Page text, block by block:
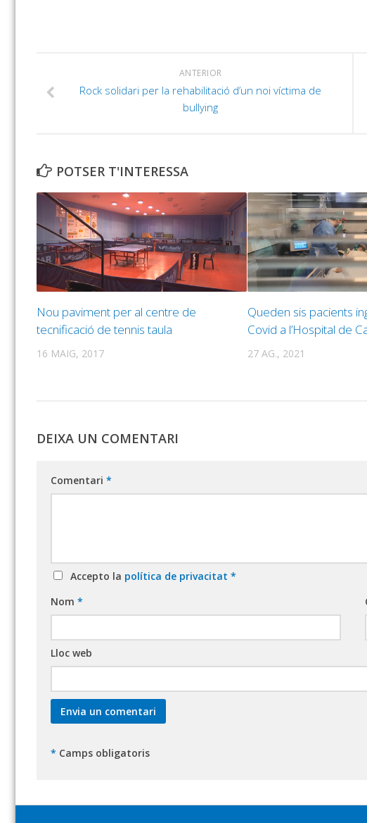
ANTERIOR
Rock solidari per la rehabilitació d’un noi víctima de
bullying
POTSER T'INTERESSA
Nou paviment per al centre de
tecnificació de tennis taula
16 MAIG, 2017
Queden sis pacients
Covid a l’Hospital de
27 AG., 2021
DEIXA UN COMENTARI
Comentari *
Accepto la política de privacitat *
Nom *
Lloc web
* Camps obligatoris